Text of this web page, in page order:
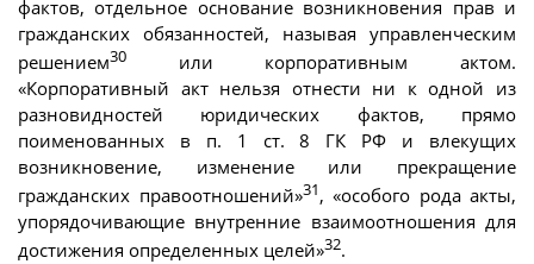
фактов, отдельное основание возникновения прав и
гражданских обязанностей, называя управленческим
решением30 или корпоративным актом.
«Корпоративный акт нельзя отнести ни к одной из
разновидностей юридических фактов, прямо
поименованных в п. 1 ст. 8 ГК РФ и влекущих
возникновение, изменение или прекращение
гражданских правоотношений»31, «особого рода акты,
упорядочивающие внутренние взаимоотношения для
достижения определенных целей»32.